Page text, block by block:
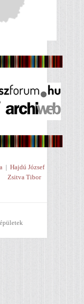
| Hajdú József
Zsitva Tibor